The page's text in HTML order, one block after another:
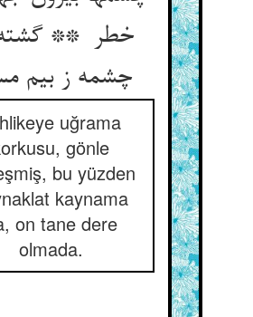
خطر **
چشمه ز بیم مستقر
uğrama
gönle
bu yüzden
kaynama
on tane dere
olmada.